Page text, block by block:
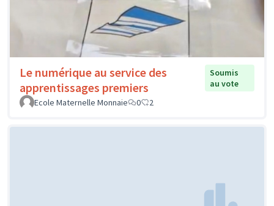
Le numérique au service des
apprentissages premiers
Soumis
au vote
Ecole Maternelle Monnaie
0 2